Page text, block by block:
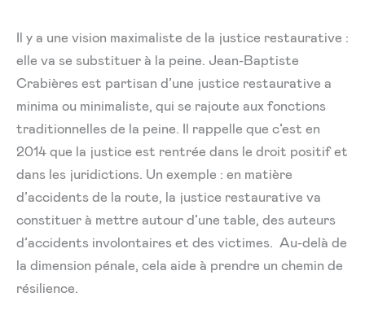
Il y a une vision maximaliste de la justice restaurative :
elle va se substituer à la peine. Jean-Baptiste
Crabières est partisan d’une justice restaurative a
minima ou minimaliste, qui se rajoute aux fonctions
traditionnelles de la peine. Il rappelle que c’est en
2014 que la justice est rentrée dans le droit positif et
dans les juridictions. Un exemple : en matière
d’accidents de la route, la justice restaurative va
constituer à mettre autour d’une table, des auteurs
d’accidents involontaires et des victimes. Au-delà de
la dimension pénale, cela aide à prendre un chemin de
résilience.